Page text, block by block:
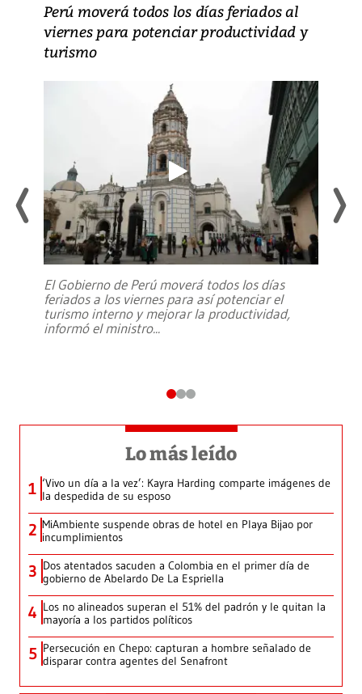
Perú moverá todos los días feriados al
viernes para potenciar productividad y
turismo
El Gobierno de Perú moverá todos los días
feriados a los viernes para así potenciar el
turismo interno y mejorar la productividad,
informó el ministro...
Lo más leído
1 ‘Vivo un día a la vez’: Kayra Harding comparte imágenes de
la despedida de su esposo
2 MiAmbiente suspende obras de hotel en Playa Bijao por
incumplimientos
3 Dos atentados sacuden a Colombia en el primer día de
gobierno de Abelardo De La Espriella
4 Los no alineados superan el 51% del padrón y le quitan la
mayoría a los partidos políticos
5 Persecución en Chepo: capturan a hombre señalado de
disparar contra agentes del Senafront